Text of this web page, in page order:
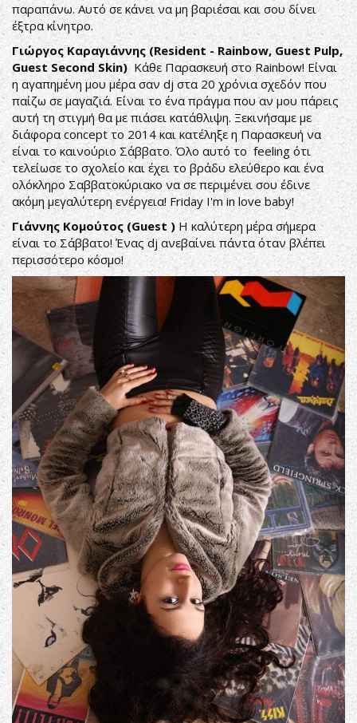
παραπάνω. Αυτό σε κάνει να μη βαριέσαι και σου δίνει
έξτρα κίνητρο.
Γιώργος Καραγιάννης (Resident - Rainbow, Guest Pulp,
Guest Second Skin) Κάθε Παρασκευή στο Rainbow! Είναι
η αγαπημένη μου μέρα σαν dj στα 20 χρόνια σχεδόν που
παίζω σε μαγαζιά. Είναι το ένα πράγμα που αν μου πάρεις
αυτή τη στιγμή θα με πιάσει κατάθλιψη. Ξεκινήσαμε με
διάφορα concept το 2014 και κατέληξε η Παρασκευή να
είναι το καινούριο Σάββατο. Όλο αυτό το feeling ότι
τελείωσε το σχολείο και έχει το βράδυ ελεύθερο και ένα
ολόκληρο Σαββατοκύριακο να σε περιμένει σου έδινε
ακόμη μεγαλύτερη ενέργεια! Friday I'm in love baby!
Γιάννης Κομούτος (Guest ) Η καλύτερη μέρα σήμερα
είναι το Σάββατο! Ένας dj ανεβαίνει πάντα όταν βλέπει
περισσότερο κόσμο!